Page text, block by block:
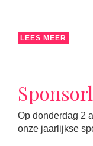
LEES MEER
Op donderdag 2
onze jaarlijkse